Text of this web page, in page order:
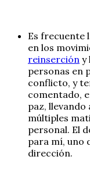
Es frecuente
en los
reinserción y
personas en
conflicto, y
comentado,
paz,
múltiples
personal. El
para mí, uno
dirección.